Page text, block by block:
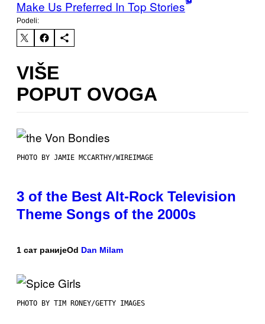
Make Us Preferred In Top Stories
Podeli:
VIŠE
POPUT OVOGA
PHOTO BY JAMIE MCCARTHY/WIREIMAGE
3 of the Best Alt-Rock Television
Theme Songs of the 2000s
1 сат ранијеOd Dan Milam
PHOTO BY TIM RONEY/GETTY IMAGES